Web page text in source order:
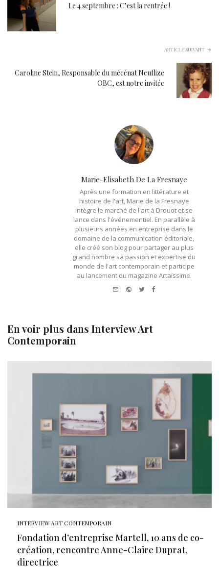
Le 4 septembre : C’est la rentrée !
ARTICLE SUIVANT
Caroline Stein, Responsable du mécénat Neuflize
OBC, est notre invitée
Marie-Elisabeth De La Fresnaye
Après une formation en littérature et
histoire de l'art, Marie de la Fresnaye
intègre le marché de l'art à Drouot et se
lance dans l'événementiel. En parallèle à
plusieurs années en entreprise dans le
domaine de la communication éditoriale,
elle créé son blog pour partager au plus
grand nombre sa passion et expertise du
monde de l'art contemporain et participe
au lancement du magazine Artaïssime.
Website
TwitterFacebook
En voir plus dans Interview Art
Contemporain
INTERVIEW ART CONTEMPORAIN
Fondation d’entreprise Martell, 10 ans de co-
création, rencontre Anne-Claire Duprat,
directrice